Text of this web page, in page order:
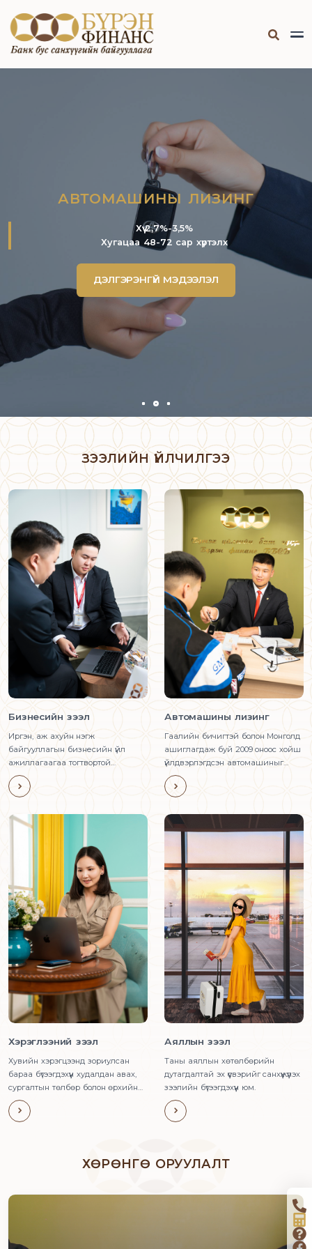
АВТОМАШИНЫ ЛИЗИНГ
Хүү 2,7%-3,5%
Хугацаа 48-72 сар хүртэлх
ДЭЛГЭРЭНГҮЙ МЭДЭЭЛЭЛ
ЗЭЭЛИЙН ҮЙЛЧИЛГЭЭ
Бизнесийн зээл
Иргэн, аж ахуйн нэгж
байгууллагын бизнесийн үйл
ажиллагаагаа тогтвортой
явуулахад шаардлагатай
эргэлтийн хөрөнгийг нэмэгдүүлж,
хүрээ тэлэхэд зориулсан зээлийн
бүтээгдэхүүн юм.
Автомашины лизинг
Гаалийн бичигтэй болон Монголд
ашиглагдаж буй 2009 оноос хойш
үйлдвэрлэгдсэн автомашиныг
худалдаж авах зээл юм.
Хэрэглээний зээл
Хувийн хэрэгцээнд зориулсан
бараа бүтээгдэхүүн худалдан авах,
сургалтын төлбөр болон өрхийн
гэнэтийн эсвэл нэмэлт хэрэгцээг
санхүүжүүлэх зорилгоор олгох
Аяллын зээл
Таны аяллын хөтөлбөрийн
дутагдалтай эх үүсвэрийг санхүүжүүлэх
зээлийн бүтээгдэхүүн юм.
ХӨРӨНГӨ ОРУУЛАЛТ